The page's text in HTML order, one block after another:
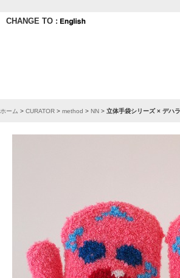
CHANGE TO :
ホーム > CURATOR > method > NN > 立体手袋シリーズ × デハ